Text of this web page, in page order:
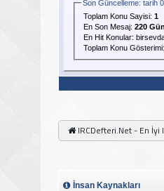
Son Güncelleme: tarih
Toplam Konu Sayisi: 1
En Son Mesaj: 220
En Hit Konular:
Toplam Konu Gösterimi:
IRCDefteri.Net - En İyi
İnsan Kaynakları